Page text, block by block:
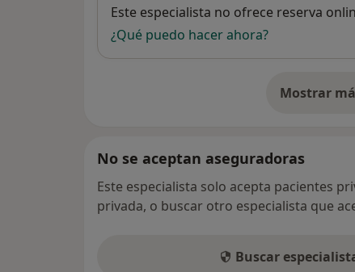
Disponibilidad
Este especialista no ofrece reserva
¿Qué puedo hacer ahora?
Mostrar
No se aceptan aseguradoras
Este especialista solo acepta pacientes
privada, o buscar otro especialista que
Buscar